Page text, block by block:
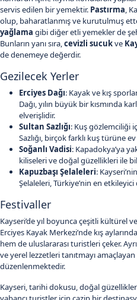
servis edilen bir yemektir. Pastırma,
olup, baharatlanmış ve kurutulmuş
yağlama gibi diğer etli yemekler de
Bunların yanı sıra,cevizli sucukve
de denemeye değerdir.
Gezilecek Yerler
Erciyes Dağı: Kayak ve kış
Dağı, yılın büyük bir kısmında
elverişlidir.
Sultan Sazlığı: Kuş gözlemciliği
Sazlığı, birçok farklı kuş türüne
Soğanlı Vadisi: Kapadokya’ya
kiliseleri ve doğal güzellikleri ile
Kapuzbaşı Şelaleleri:
Şelaleleri, Türkiye’nin en
Festivaller
Kayseri’de yıl boyunca çeşitli kültürel
Erciyes Kayak Merkezi’nde kış
hem de uluslararası turistleri çeker.
ve yerel lezzetleri tanıtmayı
düzenlenmektedir.
Kayseri, tarihi dokusu, doğal